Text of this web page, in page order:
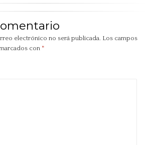
electrónico no será publicada. Los campos
con *